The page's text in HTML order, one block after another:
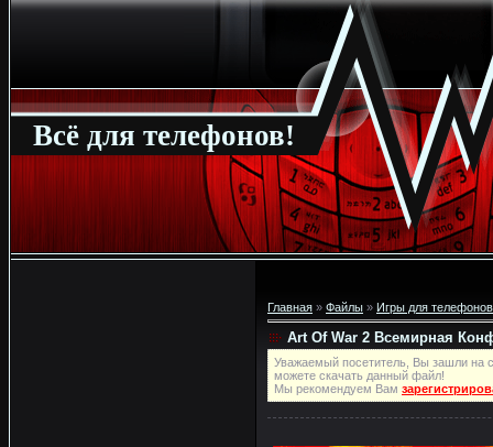
Всё для телефонов!
Главная » Файлы » Игры для телефонов
Art Of War 2 Всемирная
Уважаемый посетитель, Вы зашли на
можете скачать данный файл!
Мы рекомендуем Вам